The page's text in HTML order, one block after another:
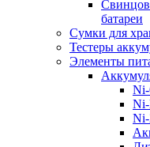
батареи
Сумки для
Тестеры
Элементы
Ni-
Ni-